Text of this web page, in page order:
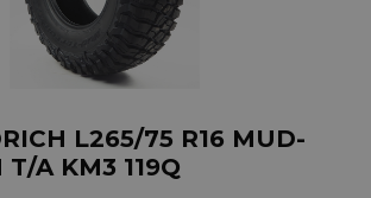
L265/75 R16 MUD-
T/A KM3 119Q